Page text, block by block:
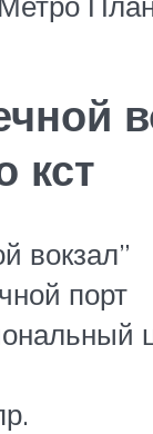
кст
вокзал”
порт